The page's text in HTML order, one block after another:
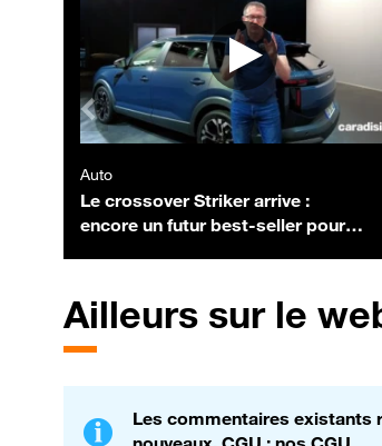
Auto
Le crossover Striker arrive :
encore un futur best-seller pour
Ailleurs sur le
Les commentaires existants